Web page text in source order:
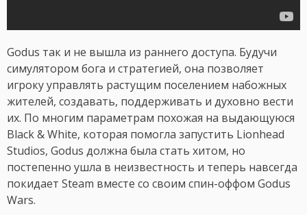
Godus так и не вышла из раннего доступа. Будучи
симулятором бога и стратегией, она позволяет
игроку управлять растущим поселением набожных
жителей, создавать, поддерживать и духовно вести
их. По многим параметрам похожая на выдающуюся
Black & White, которая помогла запустить Lionhead
Studios, Godus должна была стать хитом, но
постепенно ушла в неизвестность и теперь навсегда
покидает Steam вместе со своим спин-оффом Godus
Wars.